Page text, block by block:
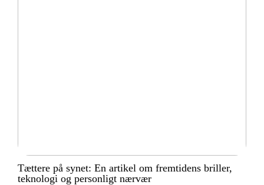
Tættere på synet: En artikel om fremtidens briller,
teknologi og personligt nærvær